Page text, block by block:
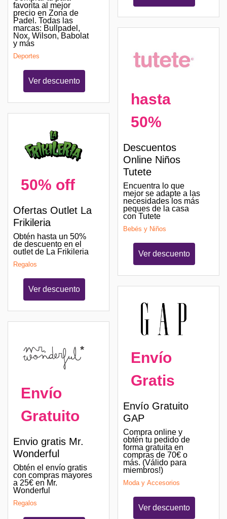
favorita al mejor
precio en Zona de
Padel. Todas las
marcas: Bullpadel,
Nox, Wilson, Babolat
y más
Deportes
Ver descuento
50% off
Ofertas Outlet La
Frikileria
Obtén hasta un 50%
de descuento en el
outlet de La Frikileria
Regalos
Ver descuento
Envío
Gratuito
Envio gratis Mr.
Wonderful
Obtén el envío gratis
con compras mayores
a 25€ en Mr.
Wonderful
Regalos
hasta
50%
Descuentos
Online Niños
Tutete
Encuentra lo que
mejor se adapte a las
necesidades los más
peques de la casa
con Tutete
Bebés y Niños
Ver descuento
Envío
Gratis
Envío Gratuito
GAP
Compra online y
obtén tu pedido de
forma gratuita en
compras de 70€ o
más. (Válido para
miembros!)
Moda y Accesorios
Ver descuento